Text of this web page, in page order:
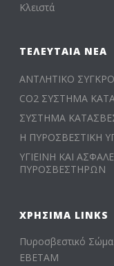
Κλειστά
ΤΕΛΕΥΤΑΊΑ ΝΈΑ
ΑΝΤΛΗΤΙΚΟ
CO2 ΣΥΣΤΗΜΑ
ΣΥΣΤΗΜΑ
Η ΠΥΡΟΣΒΕΣΤΙΚΗ
ΥΓΙΕΙΝΗ ΚΑΙ
ΠΥΡΟΣΒΕΣΤΗΡΩΝ
ΧΡΉΣΙΜΑ LINKS
Πυροσβεστικό Σώμα
ΕΒΕΤΑΜ